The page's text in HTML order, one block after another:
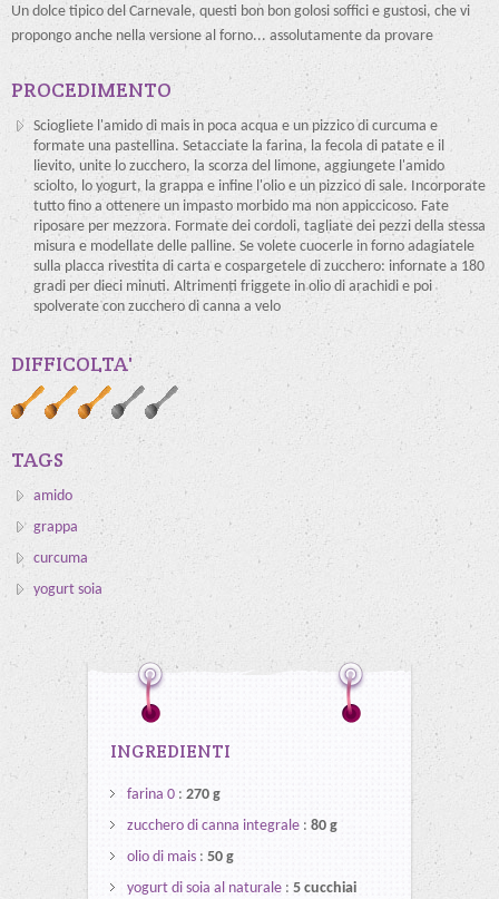
Un dolce tipico del Carnevale, questi bon bon golosi soffici e gustosi, che vi
propongo anche nella versione al forno... assolutamente da provare
PROCEDIMENTO
Sciogliete l'amido di mais in poca acqua e un pizzico di curcuma e
formate una pastellina. Setacciate la farina, la fecola di patate e il
lievito, unite lo zucchero, la scorza del limone, aggiungete l'amido
sciolto, lo yogurt, la grappa e infine l'olio e un pizzico di sale. Incorporate
tutto fino a ottenere un impasto morbido ma non appiccicoso. Fate
riposare per mezzora. Formate dei cordoli, tagliate dei pezzi della stessa
misura e modellate delle palline. Se volete cuocerle in forno adagiatele
sulla placca rivestita di carta e cospargetele di zucchero: infornate a 180
gradi per dieci minuti. Altrimenti friggete in olio di arachidi e poi
spolverate con zucchero di canna a velo
DIFFICOLTA'
TAGS
amido
grappa
curcuma
yogurt soia
INGREDIENTI
farina 0 : 270 g
zucchero di canna integrale : 80 g
olio di mais : 50 g
yogurt di soia al naturale : 5 cucchiai